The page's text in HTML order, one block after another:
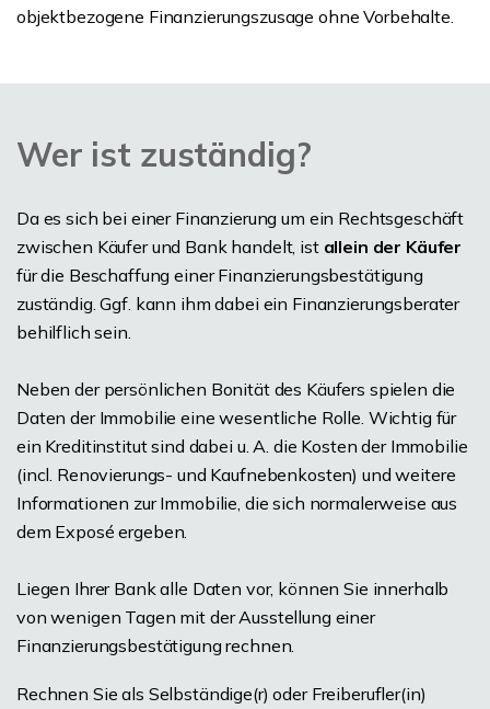
objektbezogene Finanzierungszusage ohne Vorbehalte.
Wer ist zuständig?
Da es sich bei einer Finanzierung um ein Rechtsgeschäft
zwischen Käufer und Bank handelt, ist allein der Käufer
für die Beschaffung einer Finanzierungsbestätigung
zuständig. Ggf. kann ihm dabei ein Finanzierungsberater
behilflich sein.
Neben der persönlichen Bonität des Käufers spielen die
Daten der Immobilie eine wesentliche Rolle. Wichtig für
ein Kreditinstitut sind dabei u. A. die Kosten der Immobilie
(incl. Renovierungs- und Kaufnebenkosten) und weitere
Informationen zur Immobilie, die sich normalerweise aus
dem Exposé ergeben.
Liegen Ihrer Bank alle Daten vor, können Sie innerhalb
von wenigen Tagen mit der Ausstellung einer
Finanzierungsbestätigung rechnen.
Rechnen Sie als Selbständige(r) oder Freiberufler(in)